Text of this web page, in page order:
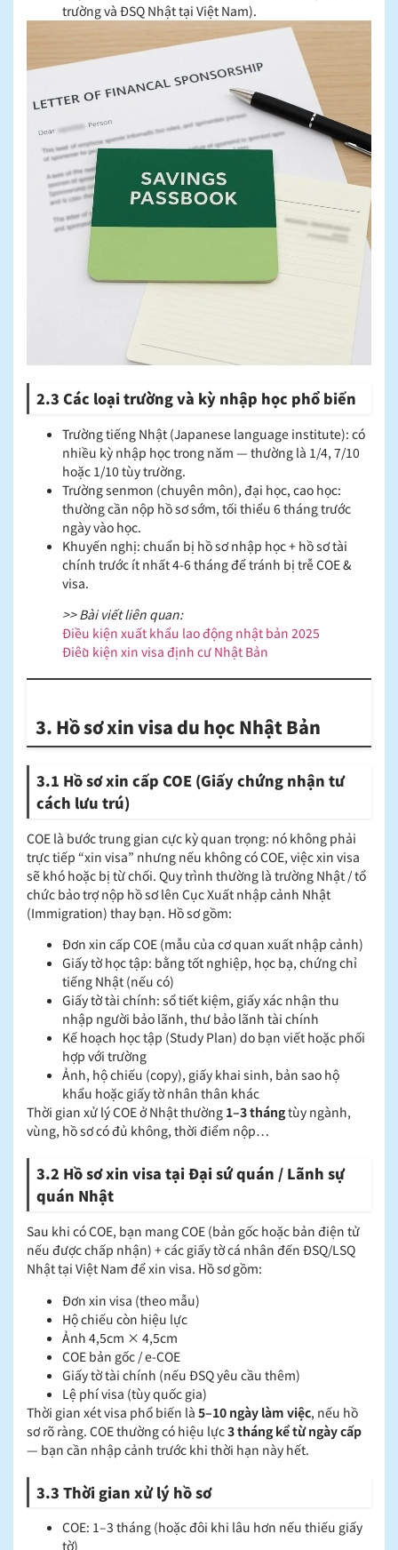
trường và ĐSQ Nhật tại Việt Nam).
2.3 Các loại trường và kỳ nhập học phổ biến
Trường tiếng Nhật (Japanese language institute): có
nhiều kỳ nhập học trong năm — thường là 1/4, 7/10
hoặc 1/10 tùy trường.
Trường senmon (chuyên môn), đại học, cao học:
thường cần nộp hồ sơ sớm, tối thiểu 6 tháng trước
ngày vào học.
Khuyến nghị: chuẩn bị hồ sơ nhập học + hồ sơ tài
chính trước ít nhất 4-6 tháng để tránh bị trễ COE &
visa.
>> Bài viết liên quan:
Điều kiện xuất khẩu lao động nhật bản 2025
Điều kiện xin visa định cư Nhật Bản
3. Hồ sơ xin visa du học Nhật Bản
3.1 Hồ sơ xin cấp COE (Giấy chứng nhận tư
cách lưu trú)
COE là bước trung gian cực kỳ quan trọng: nó không phải
trực tiếp “xin visa” nhưng nếu không có COE, việc xin visa
sẽ khó hoặc bị từ chối. Quy trình thường là trường Nhật / tổ
chức bảo trợ nộp hồ sơ lên Cục Xuất nhập cảnh Nhật
(Immigration) thay bạn. Hồ sơ gồm:
Đơn xin cấp COE (mẫu của cơ quan xuất nhập cảnh)
Giấy tờ học tập: bằng tốt nghiệp, học bạ, chứng chỉ
tiếng Nhật (nếu có)
Giấy tờ tài chính: sổ tiết kiệm, giấy xác nhận thu
nhập người bảo lãnh, thư bảo lãnh tài chính
Kế hoạch học tập (Study Plan) do bạn viết hoặc phối
hợp với trường
Ảnh, hộ chiếu (copy), giấy khai sinh, bản sao hộ
khẩu hoặc giấy tờ nhân thân khác
Thời gian xử lý COE ở Nhật thường 1–3 thángtùy ngành,
vùng, hồ sơ có đủ không, thời điểm nộp…
3.2 Hồ sơ xin visa tại Đại sứ quán / Lãnh sự
quán Nhật
Sau khi có COE, bạn mang COE (bản gốc hoặc bản điện tử
nếu được chấp nhận) + các giấy tờ cá nhân đến ĐSQ/LSQ
Nhật tại Việt Nam để xin visa. Hồ sơ gồm:
Đơn xin visa (theo mẫu)
Hộ chiếu còn hiệu lực
Ảnh 4,5cm × 4,5cm
COE bản gốc / e-COE
Giấy tờ tài chính (nếu ĐSQ yêu cầu thêm)
Lệ phí visa (tùy quốc gia)
Thời gian xét visa phổ biến là 5–10 ngày làm việc, nếu hồ
sơ rõ ràng. COE thường có hiệu lực3 tháng kể từ ngày cấp
— bạn cần nhập cảnh trước khi thời hạn này hết.
3.3 Thời gian xử lý hồ sơ
COE: 1–3 tháng (hoặc đôi khi lâu hơn nếu thiếu giấy
tờ)